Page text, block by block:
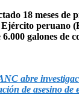
18 meses de
peruano
galones de
abre
de asesino de